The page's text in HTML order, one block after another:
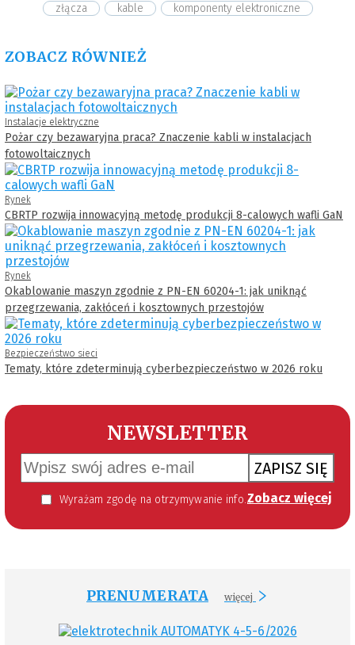
złącza
kable komponenty elektroniczne
ZOBACZ RÓWNIEŻ
Instalacje elektryczne
Pożar czy bezawaryjna praca? Znaczenie kabli w instalacjach
fotowoltaicznych
Rynek
CBRTP rozwija innowacyjną metodę produkcji 8-calowych wafli GaN
Rynek
Okablowanie maszyn zgodnie z PN-EN 60204-1: jak uniknąć
przegrzewania, zakłóceń i kosztownych przestojów
Bezpieczeństwo sieci
Tematy, które zdeterminują cyberbezpieczeństwo w 2026 roku
NEWSLETTER
ZAPISZ SIĘ
Wyrażam zgodę na otrzymywanie informacji handlowej kierowanej do mnie za pomocą środków komunikacji elektronicznej w szczególności poczty elektronicznej zgodnie z przepisem art. 10 ust 2 ustawy z dnia 18 lipca 2002 roku o świadczeniu usług drogą elektroniczną (Dz. U. 144 z 2002 r. poz. 1204). Zgoda jest dobrowolna, jednak jej wyrażenie jest konieczne, aby otrzymywać newsletter. Zobacz więcej
PRENUMERATA więcej